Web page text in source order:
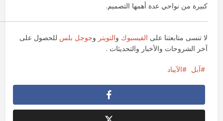
كبيرة من نواحي عدة أهمها التصميم.
لا تنسى متابعتنا على الفيسبوك والتويتر وجوجل بلس للحصول على
آخر الشروحات والأخبار والتحديثات .
آبل الآيباد